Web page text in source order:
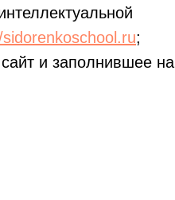
;
и заполнившее на